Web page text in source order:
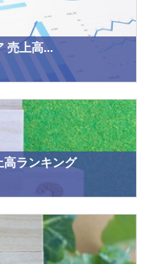
売上高...
高ランキング